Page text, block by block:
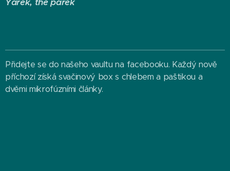
Přidejte se do našeho vaultu na facebooku. Každý nově
příchozí získá svačinový box s chlebem a paštikou a
dvěmi mikrofúzními články.